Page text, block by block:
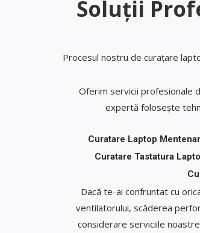
Soluții
Procesul nostru de curațare
Oferim servicii profesionale
expertă folosește
Curatare Laptop
Curatare Tastatura
Dacă te-ai confruntat cu
ventilatorului, scăderea
considerare serviciile